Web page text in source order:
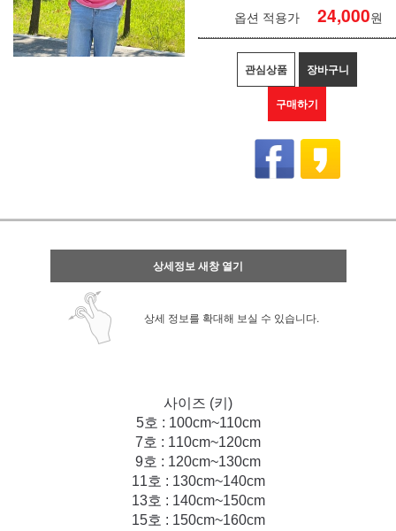
옵션 적용가 24,000원
관심상품 장바구니
구매하기
상세정보 새창 열기
상세 정보를 확대해 보실 수 있습니다.
사이즈 (키)
5호 : 100cm~110cm
7호 : 110cm~120cm
9호 : 120cm~130cm
11호 : 130cm~140cm
13호 : 140cm~150cm
15호 : 150cm~160cm